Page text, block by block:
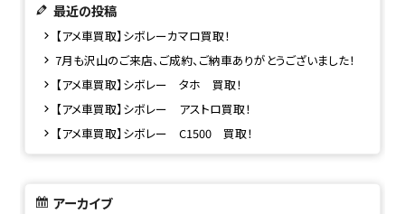
最近の投稿
【アメ車買取】シボレーカマロ買取！
7月も沢山のご来店、ご成約、ご納車ありがとうございました！
【アメ車買取】シボレー タホ 買取！
【アメ車買取】シボレー アストロ買取！
【アメ車買取】シボレー C1500 買取！
アーカイブ